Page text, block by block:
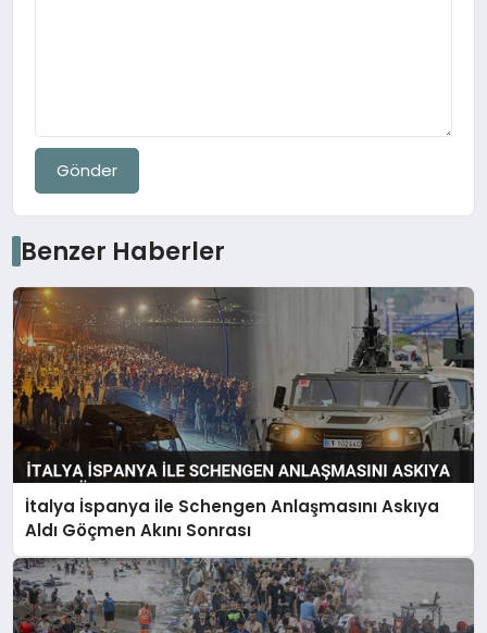
Gönder
Benzer Haberler
İtalya İspanya ile Schengen Anlaşmasını Askıya
Aldı Göçmen Akını Sonrası